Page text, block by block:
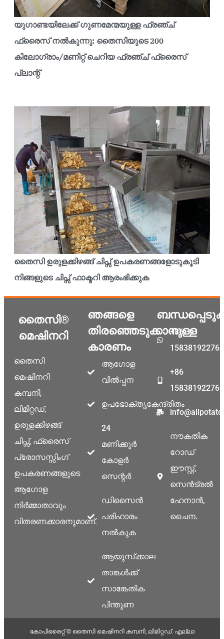
യുഗാണ്ടയിലേക്ക് ഗുണമേന്മയുള്ള ഫ്രഞ്ച്
ഫ്രൈസ് നൽകുന്നു: തൈസിയുടെ 200
കിലോഗ്രാം/മണിറ്റ് ചെറിയ ഫ്രഞ്ച് ഫ്രൈസ്
പ്ലാന്റ്
തൈസി ഉരുളക്കിഴങ്ങ് ചിപ്സ് ഉപകരണങ്ങളോടുകൂടി
നിങ്ങളുടെ ചിപ്സ് ഫാക്ടറി ആരംഭിക്കുക
തൈസി®
മെഷിനറി
തൈസി
മെഷിനറി
കമ്പനി,
ലിമിറ്റഡ്,
ഉരുളക്കിഴങ്ങ്
ചിപ്സ്, ഫ്രൈസ്
പ്രോസസ്സിംഗ്
ഉപകരണങ്ങളുടെ
ആഗോള
നിർമ്മാതാവും
വിതരണക്കാരനുമാണ്.
ഞങ്ങളെ
തിരഞ്ഞെടുക്കാനുള്ള
കാരണം
ആഗോള
വിൽപ്പന
ഉപഭോക്തൃകേന്ദ്രിതം
24
മണിക്കൂർ
കോളർ
സെന്റർ
ഡിസൈൻ
പരിഹാരം
നൽകുക
ആയുസ്‌ക്കാല
താങ്കൾക്ക്
സാങ്കേതിക
പിന്തുണ
+86
15838192276
+86
15838192276
നൗകതിക
റോഡ്
ഈസ്റ്റ്,
സെൻട്രൽ
ഹേനാൻ,
ചൈന.
കോപിരൈറ്റ് © തൈസി മെഷിനറി കമ്പനി, ലിമിറ്റഡ്. എല്ലാ